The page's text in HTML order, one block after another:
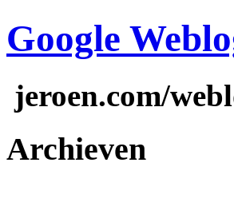
Google
jeroen.com/
Archieven